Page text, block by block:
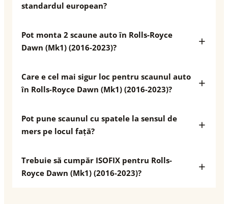
standardul european?
Pot monta 2 scaune auto în Rolls-Royce
Dawn (Mk1) (2016-2023)?
Care e cel mai sigur loc pentru scaunul auto
în Rolls-Royce Dawn (Mk1) (2016-2023)?
Pot pune scaunul cu spatele la sensul de
mers pe locul față?
Trebuie să cumpăr ISOFIX pentru Rolls-
Royce Dawn (Mk1) (2016-2023)?